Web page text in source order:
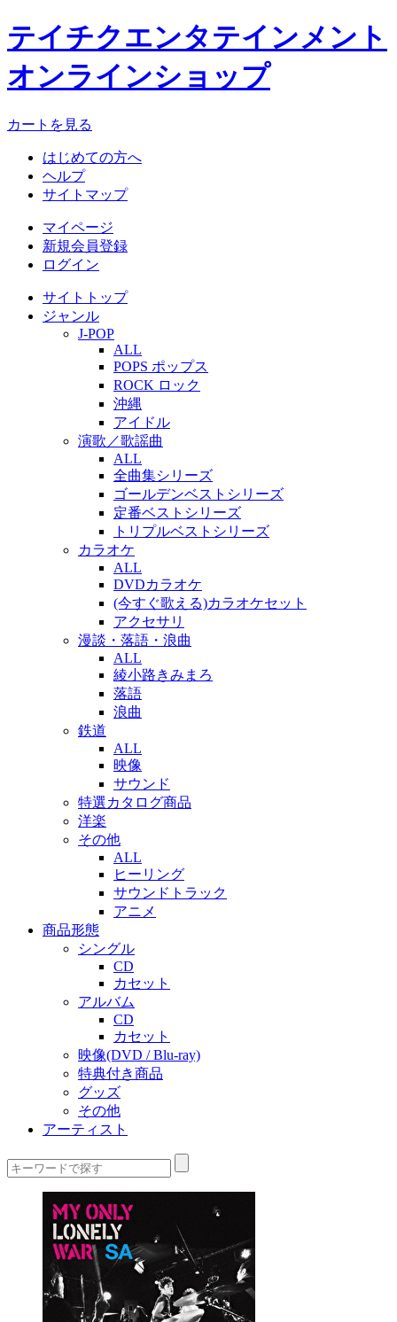
テイチクエンタテインメント
オンラインショップ
カートを見る
はじめての方へ
ヘルプ
サイトマップ
マイページ
新規会員登録
ログイン
サイトトップ
ジャンル
J-POP
ALL
POPS ポップス
ROCK ロック
沖縄
アイドル
演歌／歌謡曲
ALL
全曲集シリーズ
ゴールデンベストシリーズ
定番ベストシリーズ
トリプルベストシリーズ
カラオケ
ALL
DVDカラオケ
(今すぐ歌える)カラオケセット
アクセサリ
漫談・落語・浪曲
ALL
綾小路きみまろ
落語
浪曲
鉄道
ALL
映像
サウンド
特選カタログ商品
洋楽
その他
ALL
ヒーリング
サウンドトラック
アニメ
商品形態
シングル
CD
カセット
アルバム
CD
カセット
映像(DVD / Blu-ray)
特典付き商品
グッズ
その他
アーティスト